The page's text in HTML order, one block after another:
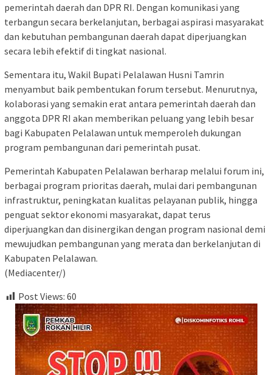
pemerintah daerah dan DPR RI. Dengan komunikasi yang
terbangun secara berkelanjutan, berbagai aspirasi masyarakat
dan kebutuhan pembangunan daerah dapat diperjuangkan
secara lebih efektif di tingkat nasional.
Sementara itu, Wakil Bupati Pelalawan Husni Tamrin
menyambut baik pembentukan forum tersebut. Menurutnya,
kolaborasi yang semakin erat antara pemerintah daerah dan
anggota DPR RI akan memberikan peluang yang lebih besar
bagi Kabupaten Pelalawan untuk memperoleh dukungan
program pembangunan dari pemerintah pusat.
Pemerintah Kabupaten Pelalawan berharap melalui forum ini,
berbagai program prioritas daerah, mulai dari pembangunan
infrastruktur, peningkatan kualitas pelayanan publik, hingga
penguat sektor ekonomi masyarakat, dapat terus
diperjuangkan dan disinergikan dengan program nasional demi
mewujudkan pembangunan yang merata dan berkelanjutan di
Kabupaten Pelalawan.
(Mediacenter/)
Post Views: 60